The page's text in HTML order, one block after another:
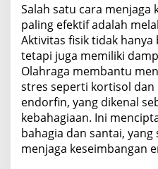
Salah satu cara menjaga
paling efektif adalah
Aktivitas fisik tidak
tetapi juga memiliki
Olahraga membantu
stres seperti kortisol
endorfin, yang dikenal
kebahagiaan. Ini
bahagia dan santai,
menjaga keseimbangan